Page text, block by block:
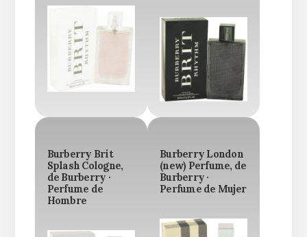
Burberry Brit
Splash Cologne,
de Burberry ·
Perfume de
Hombre
Burberry London
(new) Perfume, de
Burberry ·
Perfume de Mujer